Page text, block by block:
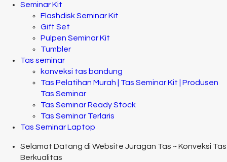
Seminar Kit
Flashdisk Seminar Kit
Gift Set
Pulpen Seminar Kit
Tumbler
Tas seminar
konveksi tas bandung
Tas Pelatihan Murah | Tas Seminar Kit | Produsen
Tas Seminar
Tas Seminar Ready Stock
Tas Seminar Terlaris
Tas Seminar Laptop
Selamat Datang di Website Juragan Tas ~ Konveksi Tas
Berkualitas